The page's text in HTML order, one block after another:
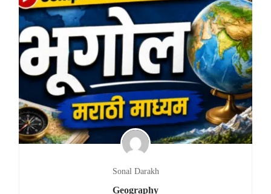
Sonal Darakh
Geography